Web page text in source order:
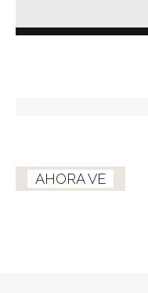
AHORA VE